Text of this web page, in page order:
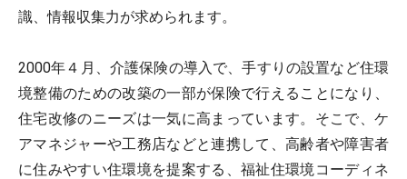
識、情報収集力が求められます。
2000年４月、介護保険の導入で、手すりの設置など住環
境整備のための改築の一部が保険で行えることになり、
住宅改修のニーズは一気に高まっています。そこで、ケ
アマネジャーや工務店などと連携して、高齢者や障害者
に住みやすい住環境を提案する、福祉住環境コーディネ